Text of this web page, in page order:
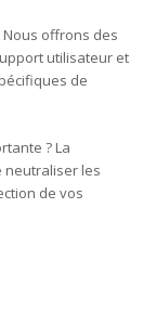
Nous offrons des
utilisateur et
de
? La
neutraliser les
de vos